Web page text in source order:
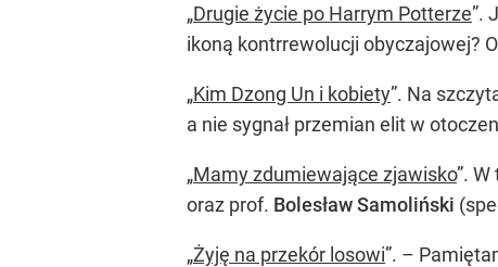
„Drugie życie po Harrym Potterze”.
ikoną kontrrewolucji obyczajowej?
„Kim Dzong Un i kobiety”. Na
a nie sygnał przemian elit w
„Mamy zdumiewające zjawisko”.
oraz prof. Bolesław Samoliński
„Żyję na przekór losowi”. –